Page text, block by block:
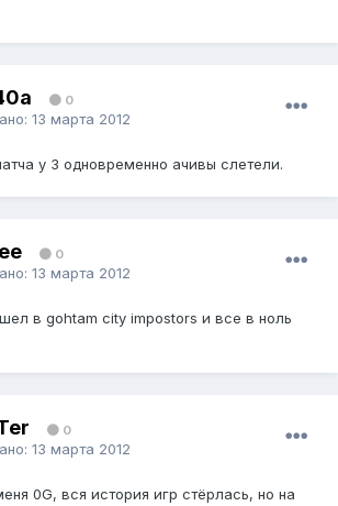
0
13 марта 2012
у 3 одновременно ачивы слетели.
0
13 марта 2012
в gohtam city impostors и все в ноль
0
13 марта 2012
0G, вся история игр стёрлась, но на